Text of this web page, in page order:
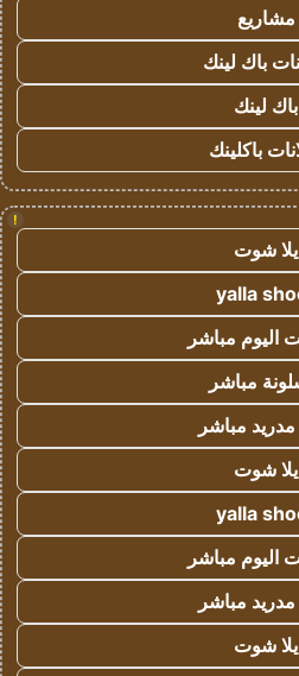
مشاريع
باك لينك
باك لينك
باكلينك
!
يلا شوت
yalla
اليوم مباشر
مباشر
مباشر
يلا شوت
yalla
اليوم مباشر
مباشر
يلا شوت